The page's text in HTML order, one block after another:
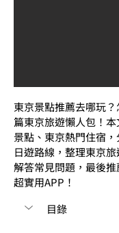
東京景點推薦去哪玩
篇東京旅遊懶人包！
景點、東京熱門住宿
日遊路線，整理東京旅
解答常見問題，最後
超實用APP！
目錄